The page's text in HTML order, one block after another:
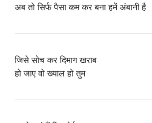
अब तो सिर्फ पैसा कम कर बना हमें अंबानी है
जिसे सोच कर दिमाग खराब
हो जाए वो ख्याल हो तुम